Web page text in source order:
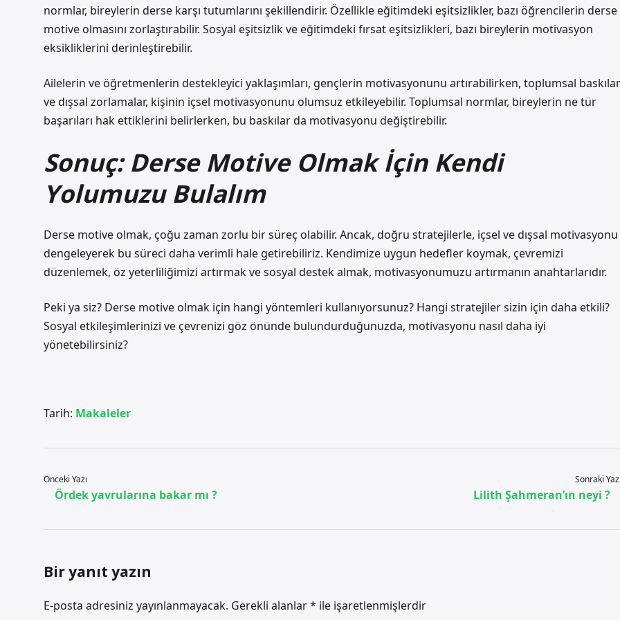
normlar, bireylerin derse karşı tutumlarını şekillendirir. Özellikle eğitimdeki eşitsizlikler, bazı öğrencilerin derse
motive olmasını zorlaştırabilir. Sosyal eşitsizlik ve eğitimdeki fırsat eşitsizlikleri, bazı bireylerin motivasyon
eksikliklerini derinleştirebilir.
Ailelerin ve öğretmenlerin destekleyici yaklaşımları, gençlerin motivasyonunu artırabilirken, toplumsal baskılar
ve dışsal zorlamalar, kişinin içsel motivasyonunu olumsuz etkileyebilir. Toplumsal normlar, bireylerin ne tür
başarıları hak ettiklerini belirlerken, bu baskılar da motivasyonu değiştirebilir.
Sonuç: Derse Motive Olmak İçin Kendi
Yolumuzu Bulalım
Derse motive olmak, çoğu zaman zorlu bir süreç olabilir. Ancak, doğru stratejilerle, içsel ve dışsal motivasyonu
dengeleyerek bu süreci daha verimli hale getirebiliriz. Kendimize uygun hedefler koymak, çevremizi
düzenlemek, öz yeterliliğimizi artırmak ve sosyal destek almak, motivasyonumuzu artırmanın anahtarlarıdır.
Peki ya siz? Derse motive olmak için hangi yöntemleri kullanıyorsunuz? Hangi stratejiler sizin için daha etkili?
Sosyal etkileşimlerinizi ve çevrenizi göz önünde bulundurduğunuzda, motivasyonu nasıl daha iyi
yönetebilirsiniz?
Tarih: Makaleler
Önceki Yazı
Ördek yavrularına bakar mı ?
Sonraki
Lilith Şahmeran’ın neyi ?
Bir yanıt yazın
E-posta adresiniz yayınlanmayacak. Gerekli alanlar* ile işaretlenmişlerdir